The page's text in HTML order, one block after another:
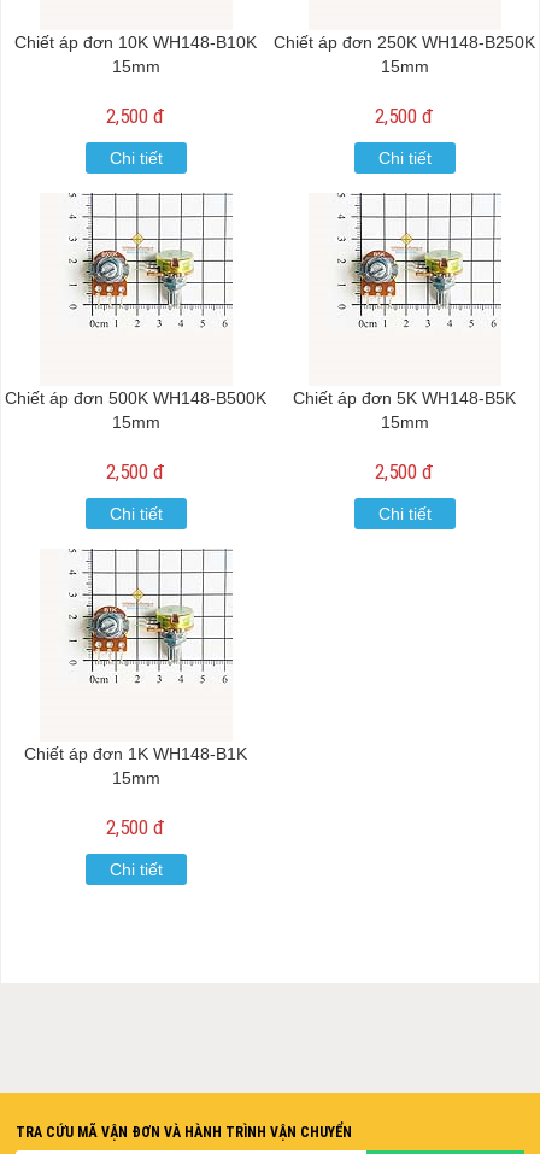
Chiết áp đơn 10K WH148-B10K
15mm
2,500 đ
Chi tiết
Chiết áp đơn 250K WH148-B250K
15mm
2,500 đ
Chi tiết
Chiết áp đơn 500K WH148-B500K
15mm
2,500 đ
Chi tiết
Chiết áp đơn 5K WH148-B5K
15mm
2,500 đ
Chi tiết
Chiết áp đơn 1K WH148-B1K
15mm
2,500 đ
Chi tiết
TRA CỨU MÃ VẬN ĐƠN VÀ HÀNH TRÌNH VẬN CHUYỂN